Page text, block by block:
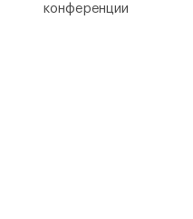
конференции